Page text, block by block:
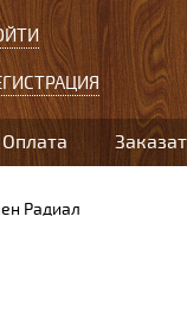
Оплата
Радиал